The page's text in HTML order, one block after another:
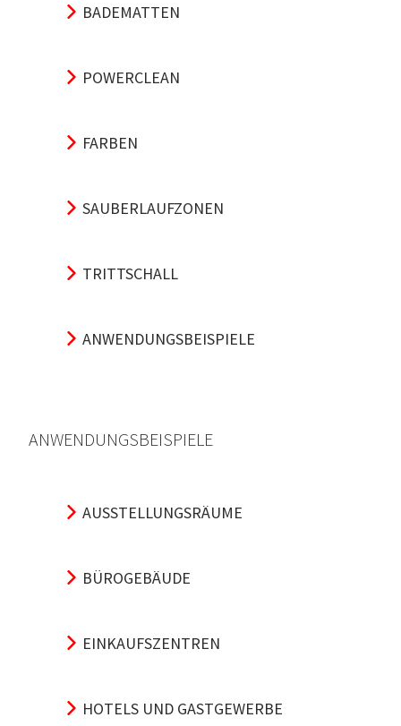
BADEMATTEN
POWERCLEAN
FARBEN
SAUBERLAUFZONEN
TRITTSCHALL
ANWENDUNGSBEISPIELE
ANWENDUNGSBEISPIELE
AUSSTELLUNGSRÄUME
BÜROGEBÄUDE
EINKAUFSZENTREN
HOTELS UND GASTGEWERBE